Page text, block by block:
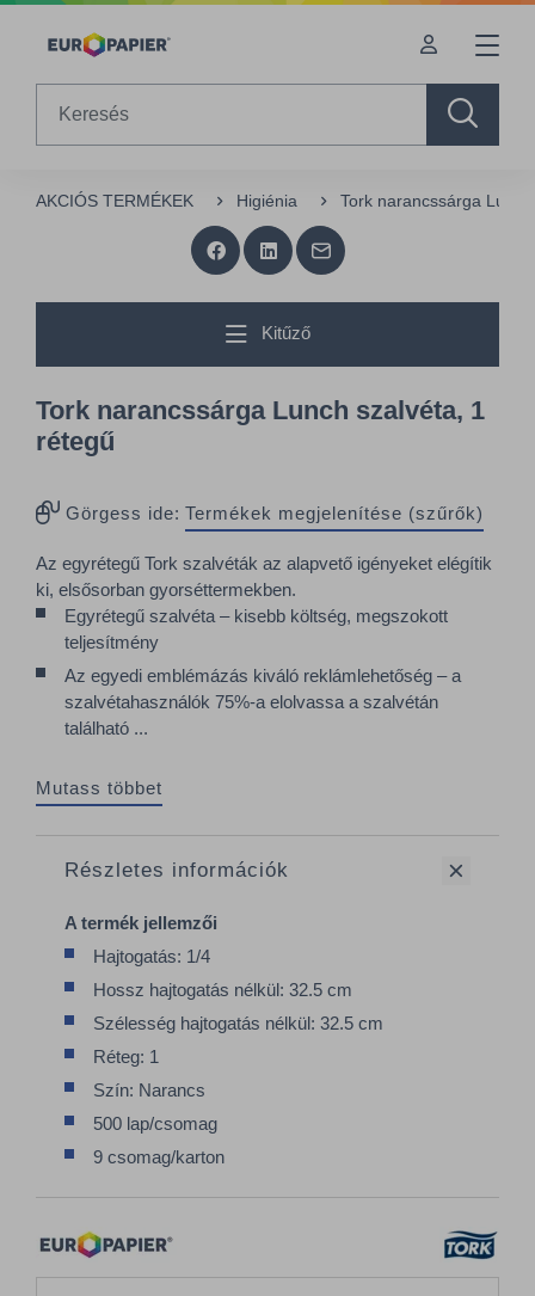
Table Of Content
AKCIÓS TERMÉKEK Higiénia Tork narancssárga
Kitűző
Tork narancssárga Lunch szalvéta, 1
rétegű
Görgess ide: Termékek megjelenítése (szűrők)
Az egyrétegű Tork szalvéták az alapvető igényeket elégítik
ki, elsősorban gyorséttermekben.
Egyrétegű szalvéta – kisebb költség, megszokott
teljesítmény
Az egyedi emblémázás kiváló reklámlehetőség – a
szalvétahasználók 75%-a elolvassa a szalvétán
található ...
Mutass többet
Részletes információk
A termék jellemzői
Hajtogatás: 1/4
Hossz hajtogatás nélkül: 32.5 cm
Szélesség hajtogatás nélkül: 32.5 cm
Réteg: 1
Szín: Narancs
500 lap/csomag
9 csomag/karton